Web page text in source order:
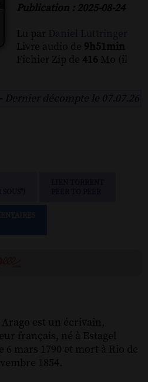
Publication : 2025-08-24
Lu par
Livre audio de 9h51min
Fichier Zip de 416 Mo (il
Dernier décompte le 07.07.26
est un écrivain,
français, né à Estagel
6 mars 1790 et mort à Rio de
1854.